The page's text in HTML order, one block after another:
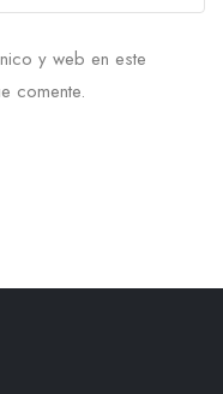
y web en este
comente.